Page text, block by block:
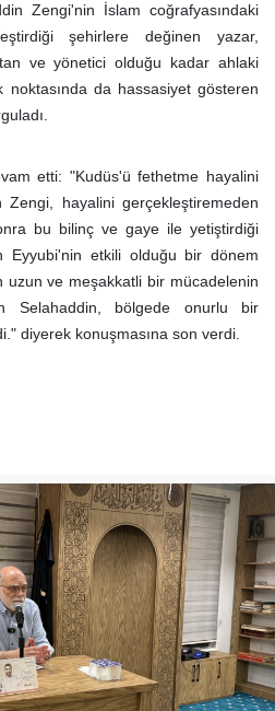
Zengi'nin İslam coğrafyasındaki
şehirlere değinen yazar,
ve yönetici olduğu kadar ahlaki
noktasında da hassasiyet gösteren
etti: "Kudüs'ü fethetme hayalini
Zengi, hayalini gerçekleştiremeden
bu bilinç ve gaye ile yetiştirdiği
Eyyubi'nin etkili olduğu bir dönem
uzun ve meşakkatli bir mücadelenin
Selahaddin, bölgede onurlu bir
diyerek konuşmasına son verdi.